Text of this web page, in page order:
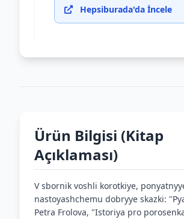
Hepsiburada'da İncele
Ürün Bilgisi (Kitap
Açıklaması)
V sbornik voshli korotkiye,
nastoyashchemu dobryye skazki:
Petra Frolova, "Istoriya pro